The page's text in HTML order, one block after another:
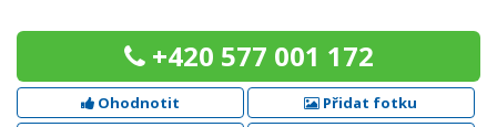
+420 577 001 172
Ohodnotit
Přidat fotku